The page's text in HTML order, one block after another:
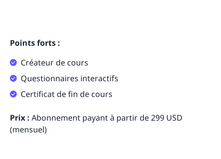
Points forts :
Créateur de cours
Questionnaires interactifs
Certificat de fin de cours
Prix : Abonnement payant à partir de 299 USD
(mensuel)